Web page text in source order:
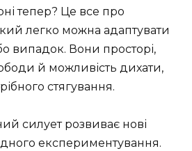
тепер? Це все про
легко можна адаптувати
випадок. Вони просторі,
й можливість дихати,
стягування.
силует розвиває нові
експериментування.